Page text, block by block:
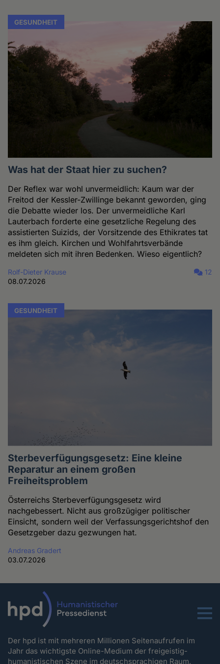
GESUNDHEIT
Was hat der Staat hier zu suchen?
Der Reflex war wohl unvermeidlich: Kaum war der
Freitod der Kessler-Zwillinge bekannt geworden, ging
die Debatte wieder los. Der unvermeidliche Karl
Lauterbach forderte eine gesetzliche Regelung des
assistierten Suizids, der Vorsitzende des Ethikrates tat
es ihm gleich. Kirchen und Wohlfahrtsverbände
meldeten sich mit ihren Bedenken. Wieso eigentlich?
Rolf-Dieter Krause
08.07.2026
12
GESUNDHEIT
Sterbeverfügungsgesetz: Eine kleine
Reparatur an einem großen
Freiheitsproblem
Österreichs Sterbeverfügungsgesetz wird
nachgebessert. Nicht aus großzügiger politischer
Einsicht, sondern weil der Verfassungsgerichtshof den
Gesetzgeber dazu gezwungen hat.
Andreas Gradert
03.07.2026
Menu
Der hpd ist mit mehreren Millionen Seitenaufrufen im
Jahr das wichtigste Online-Medium der freigeistig-
humanistischen Szene im deutschsprachigen Raum.